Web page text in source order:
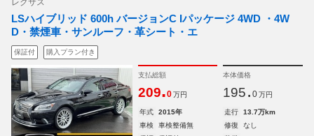
レクサス
LSハイブリッド 600h バージョンC Iパッケージ 4WD ・4W
D・禁煙車・サンルーフ・革シート・エ
保証付 購入プラン付き
支払総額
209.0 万円
本体価格
195. 0 万円
年式 2015年 走行
13.7万km
車検
車検整備無 修復
なし